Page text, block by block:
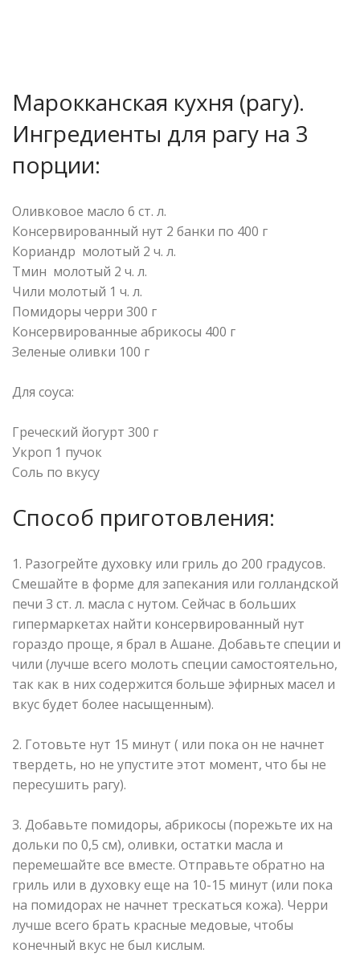
Марокканская кухня (рагу).
Ингредиенты для рагу на 3
порции:
Оливковое масло 6 ст. л.
Консервированный нут 2 банки по 400 г
Кориандр молотый 2 ч. л.
Тмин молотый 2 ч. л.
Чили молотый 1 ч. л.
Помидоры черри 300 г
Консервированные абрикосы 400 г
Зеленые оливки 100 г
Для соуса:
Греческий йогурт 300 г
Укроп 1 пучок
Соль по вкусу
Способ приготовления:
1. Разогрейте духовку или гриль до 200 градусов.
Смешайте в форме для запекания или голландской
печи 3 ст. л. масла с нутом. Сейчас в больших
гипермаркетах найти консервированный нут
гораздо проще, я брал в Ашане. Добавьте специи и
чили (лучше всего молоть специи самостоятельно,
так как в них содержится больше эфирных масел и
вкус будет более насыщенным).
2. Готовьте нут 15 минут ( или пока он не начнет
твердеть, но не упустите этот момент, что бы не
пересушить рагу).
3. Добавьте помидоры, абрикосы (порежьте их на
дольки по 0,5 см), оливки, остатки масла и
перемешайте все вместе. Отправьте обратно на
гриль или в духовку еще на 10-15 минут (или пока
на помидорах не начнет трескаться кожа). Черри
лучше всего брать красные медовые, чтобы
конечный вкус не был кислым.